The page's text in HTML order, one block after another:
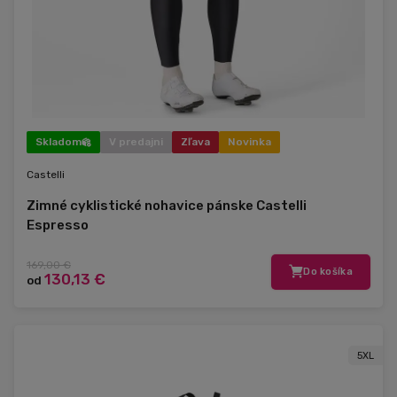
Skladom V predajni Zľava Novinka
Castelli
Zimné cyklistické nohavice pánske Castelli
Espresso
169,00 €
od 130,13 € Do košíka
5XL